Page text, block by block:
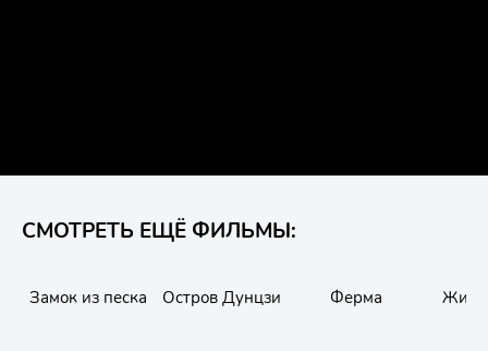
СМОТРЕТЬ ЕЩЁ ФИЛЬМЫ:
Замок из песка Остров Дунцзи Ферма